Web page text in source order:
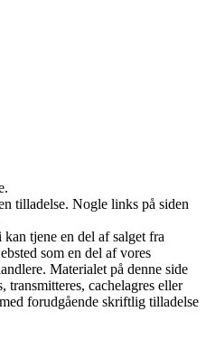
tilladelse. Nogle links på siden
tjene en del af salget fra
som en del af vores
Materialet på denne side
transmitteres, cachelagres eller
forudgående skriftlig tilladelse